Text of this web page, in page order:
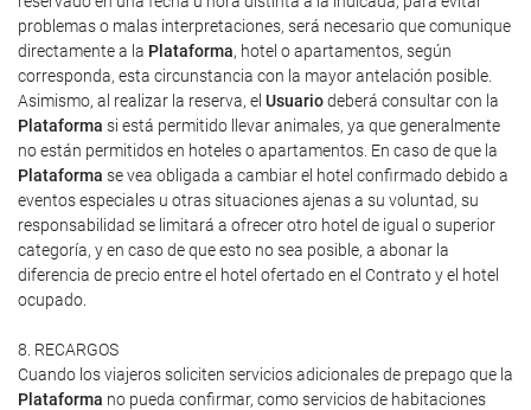
problemas o malas interpretaciones, será necesario que comunique
directamente a la Plataforma, hotel o apartamentos, según
corresponda, esta circunstancia con la mayor antelación posible.
Asimismo, al realizar la reserva, el Usuariodeberá consultar con la
Plataforma si está permitido llevar animales, ya que generalmente
no están permitidos en hoteles o apartamentos. En caso de que la
Plataforma se vea obligada a cambiar el hotel confirmado debido a
eventos especiales u otras situaciones ajenas a su voluntad, su
responsabilidad se limitará a ofrecer otro hotel de igual o superior
categoría, y en caso de que esto no sea posible, a abonar la
diferencia de precio entre el hotel ofertado en el Contrato y el hotel
ocupado.
8. RECARGOS
Cuando los viajeros soliciten servicios adicionales de prepago que la
Plataforma no pueda confirmar, como servicios de habitaciones